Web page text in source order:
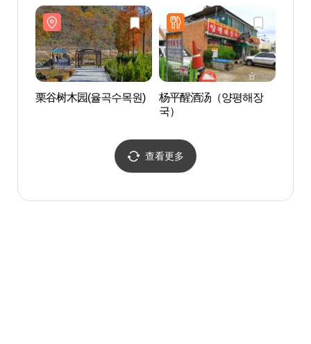
栗谷树木园(율곡수목원)
杨平醒酒汤（양평해장
국）
查看更多